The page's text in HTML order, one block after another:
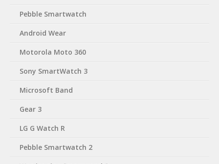
Pebble Smartwatch
Android Wear
Motorola Moto 360
Sony SmartWatch 3
Microsoft Band
Gear 3
LG G Watch R
Pebble Smartwatch 2